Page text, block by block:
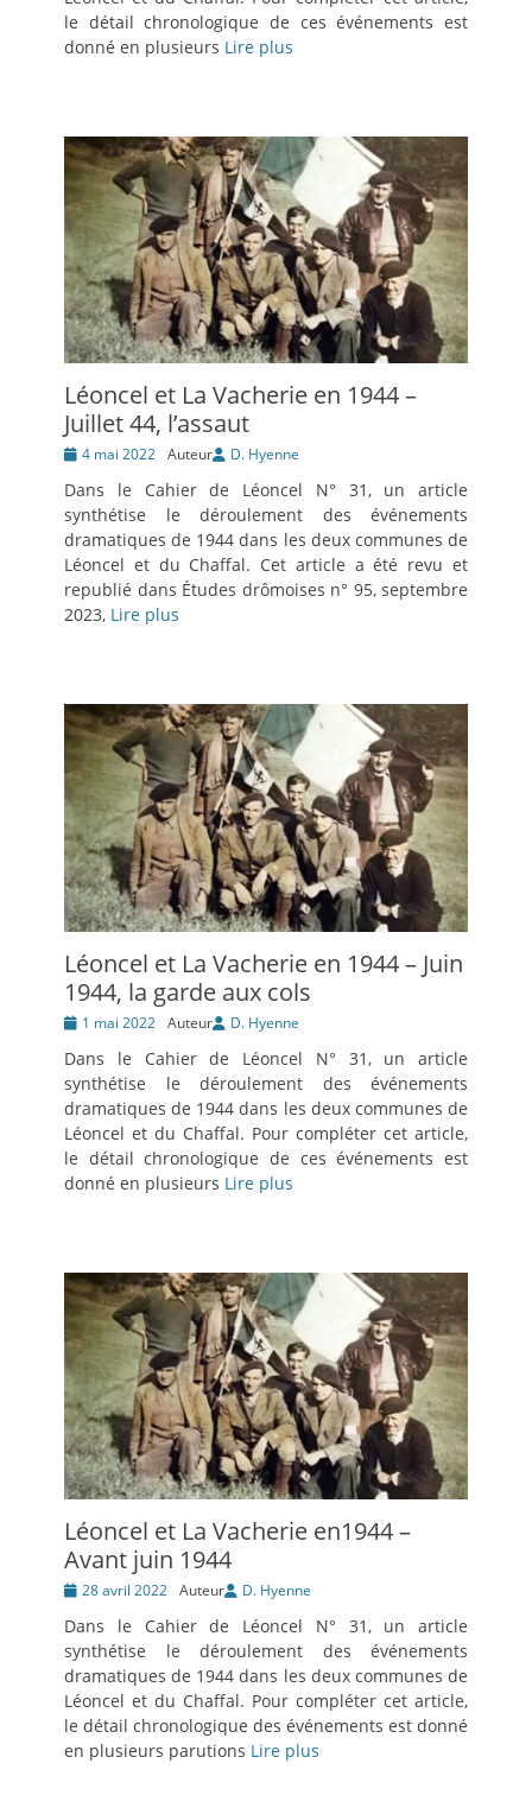
le détail chronologique de ces événements est
donné en plusieurs Lire plus
Léoncel et La Vacherie en 1944 –
Juillet 44, l’assaut
Posté4 mai 2022 Auteur D. Hyenne
Dans le Cahier de Léoncel N° 31, un article
synthétise le déroulement des événements
dramatiques de 1944 dans les deux communes de
Léoncel et du Chaffal. Cet article a été revu et
republié dans Études drômoises n° 95, septembre
2023, Lire plus
Léoncel et La Vacherie en 1944 – Juin
1944, la garde aux cols
Posté1 mai 2022 Auteur D. Hyenne
Dans le Cahier de Léoncel N° 31, un article
synthétise le déroulement des événements
dramatiques de 1944 dans les deux communes de
Léoncel et du Chaffal. Pour compléter cet article,
le détail chronologique de ces événements est
donné en plusieurs Lire plus
Léoncel et La Vacherie en1944 –
Avant juin 1944
Posté28 avril 2022 Auteur D. Hyenne
Dans le Cahier de Léoncel N° 31, un article
synthétise le déroulement des événements
dramatiques de 1944 dans les deux communes de
Léoncel et du Chaffal. Pour compléter cet article,
le détail chronologique des événements est donné
en plusieurs parutions Lire plus